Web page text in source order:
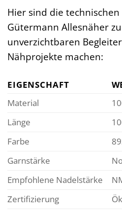
Hier sind die
Gütermann Allesnäher
unverzichtbaren
Nähprojekte machen:
EIGENSCHAFT
Material
Länge
Farbe
Garnstärke
Empfohlene Nadelstärke
Zertifizierung